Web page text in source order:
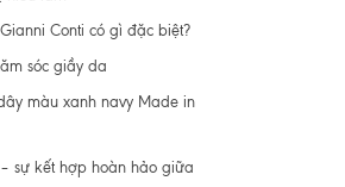
Conti có gì đặc biệt?
sóc giầy da
màu xanh navy Made in
– sự kết hợp hoàn hảo giữa